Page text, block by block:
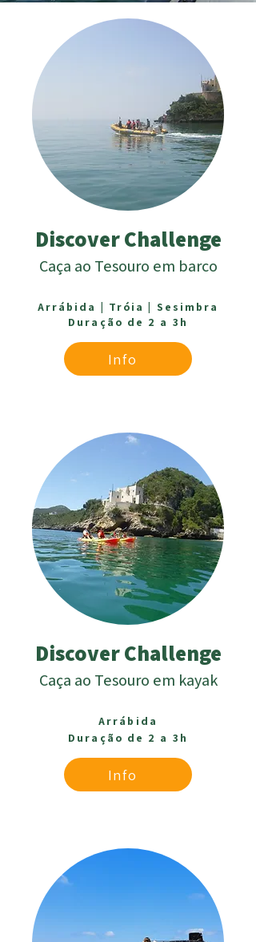
Discover Challenge
Caça ao Tesouro em barco
Arrábida | Tróia | Sesimbra
Duração de 2 a 3h
Info
Discover Challenge
Caça ao Tesouro em kayak
Arrábida
Duração de 2 a 3h
Info